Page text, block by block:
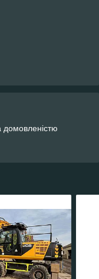
домовленістю